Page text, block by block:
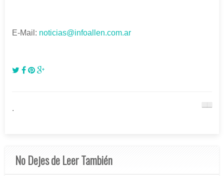
E-Mail: noticias@infoallen.com.ar
.
No Dejes de Leer También